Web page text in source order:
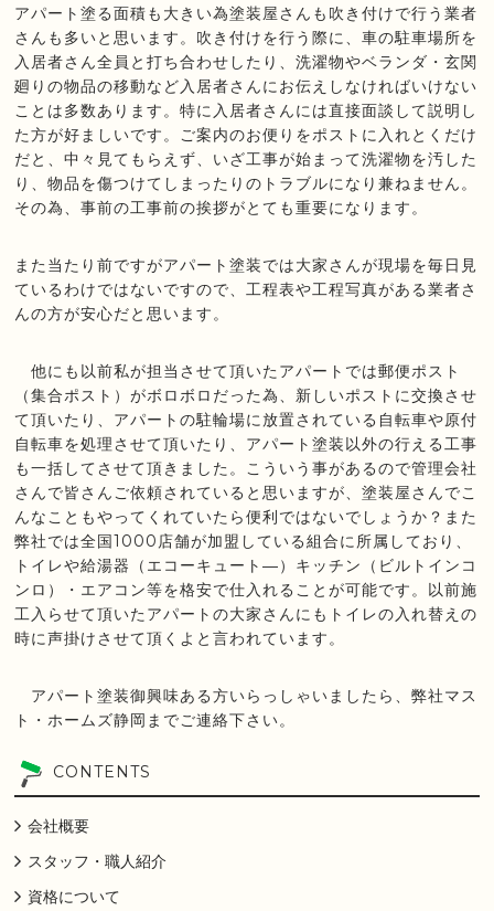
アパート塗る面積も大きい為塗装屋さんも吹き付けで行う業者
さんも多いと思います。吹き付けを行う際に、車の駐車場所を
入居者さん全員と打ち合わせしたり、洗濯物やベランダ・玄関
廻りの物品の移動など入居者さんにお伝えしなければいけない
ことは多数あります。特に入居者さんには直接面談して説明し
た方が好ましいです。ご案内のお便りをポストに入れとくだけ
だと、中々見てもらえず、いざ工事が始まって洗濯物を汚した
り、物品を傷つけてしまったりのトラブルになり兼ねません。
その為、事前の工事前の挨拶がとても重要になります。
また当たり前ですがアパート塗装では大家さんが現場を毎日見
ているわけではないですので、工程表や工程写真がある業者さ
んの方が安心だと思います。
他にも以前私が担当させて頂いたアパートでは郵便ポスト
（集合ポスト）がボロボロだった為、新しいポストに交換させ
て頂いたり、アパートの駐輪場に放置されている自転車や原付
自転車を処理させて頂いたり、アパート塗装以外の行える工事
も一括してさせて頂きました。こういう事があるので管理会社
さんで皆さんご依頼されていると思いますが、塗装屋さんでこ
んなこともやってくれていたら便利ではないでしょうか？また
弊社では全国1000店舗が加盟している組合に所属しており、
トイレや給湯器（エコーキュート―）キッチン（ビルトインコ
ンロ）・エアコン等を格安で仕入れることが可能です。以前施
工入らせて頂いたアパートの大家さんにもトイレの入れ替えの
時に声掛けさせて頂くよと言われています。
アパート塗装御興味ある方いらっしゃいましたら、弊社マス
ト・ホームズ静岡までご連絡下さい。
CONTENTS
会社概要
スタッフ・職人紹介
資格について